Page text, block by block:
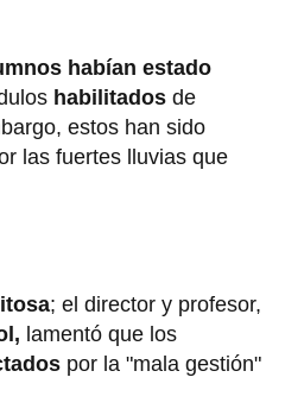
habían estado
habilitados de
estos han sido
las fuertes lluvias que
; el director y profesor,
lamentó que los
por la "mala gestión"